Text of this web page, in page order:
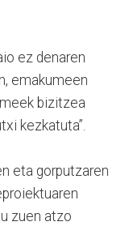
ez denaren
emakumeen
bizitzea
kezkatuta”.
eta gorputzaren
zuen atzo